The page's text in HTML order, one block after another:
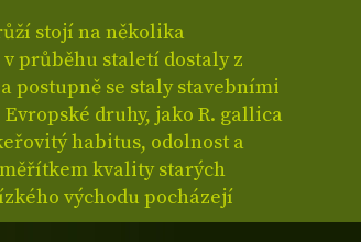
stojí na několika
průběhu staletí dostaly z
postupně se staly stavebními
druhy, jako R. gallica
habitus, odolnost a
kvality starých
východu pocházejí